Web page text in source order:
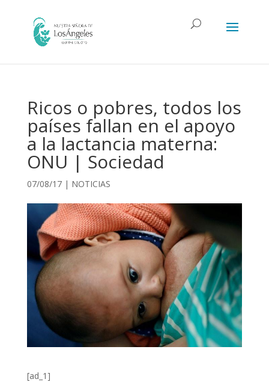
Ricos o pobres, todos los
países fallan en el apoyo
a la lactancia materna:
ONU | Sociedad
07/08/17| NOTICIAS
[ad_1]